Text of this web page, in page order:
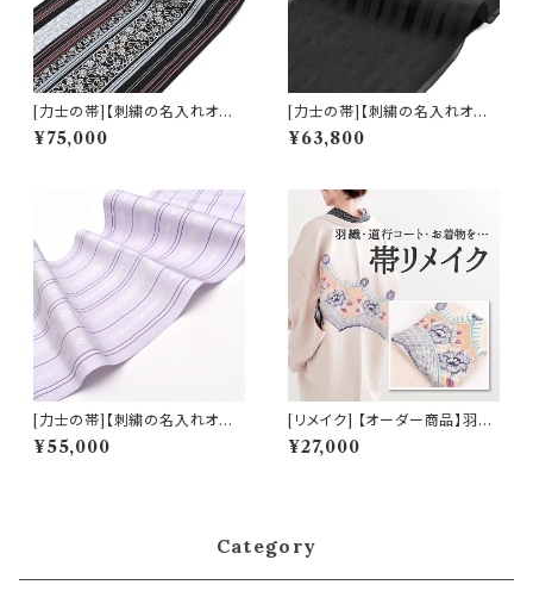
[力士の帯]【刺繍の名入れオプ
ション有】博多織 黒木織物 謹製
小唐花 金印 正絹 日本製 力士
¥75,000
[力士の帯]【刺繍の名入れオプ
ション有】博多帯(夏用) 黒木織
物 謹製 紗献上『漆黒』五献上柄
¥63,800
[力士の帯]【刺繍の名入れオプ
ション有】博多帯 黒木織物 謹製
五献上柄 金印 本場筑前博多織
¥55,000
[リメイク] 【オーダー商品】羽
織・着物・道行コートを名古屋帯
にリメイク！国内縫製 (商品番
¥27,000
Category